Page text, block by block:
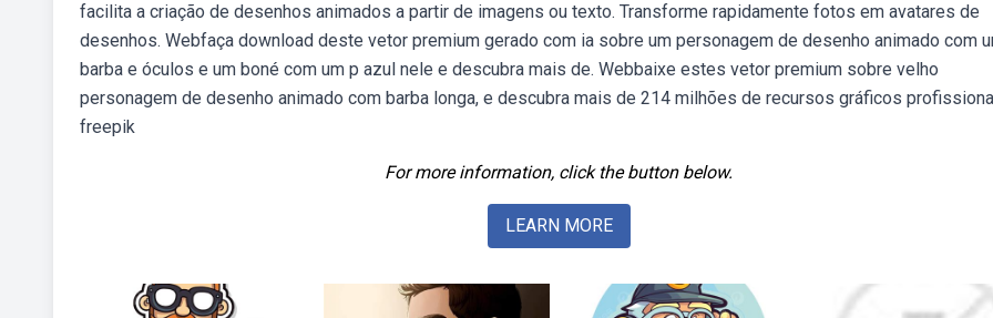
facilita a criação de desenhos animados a partir de imagens ou texto. Transforme rapidamente fotos em avatares de
desenhos. Webfaça download deste vetor premium gerado com ia sobre um personagem de desenho animado com
barba e óculos e um boné com um p azul nele e descubra mais de. Webbaixe estes vetor premium sobre velho
personagem de desenho animado com barba longa, e descubra mais de 214 milhões de recursos gráficos
freepik
For more information, click the button below.
LEARN MORE